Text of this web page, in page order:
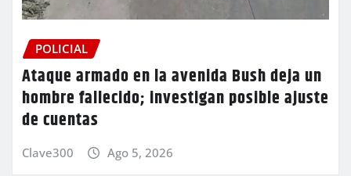
POLICIAL
Ataque armado en la avenida Bush deja un
hombre fallecido; investigan posible ajuste
de cuentas
Clave300 Ago 5, 2026